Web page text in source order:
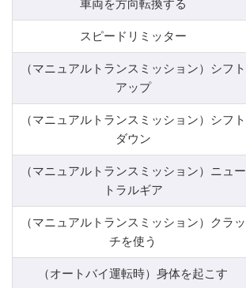
車両を方向転換する
スピードリミッター
（マニュアルトランスミッション）シフト
アップ
（マニュアルトランスミッション）シフト
ダウン
（マニュアルトランスミッション）ニュー
トラルギア
（マニュアルトランスミッション）クラッ
チを使う
（オートバイ運転時）身体を起こす